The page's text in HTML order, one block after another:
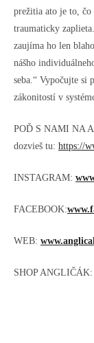
prežitia ato je to, čo
traumaticky
zaujíma ho len
nášho
seba.“ Vypočujte si
zákonitostí v
POĎ S NAMI NA
dozvieš tu: https://
INSTAGRAM:
FACEBOOK:
WEB:
SHOP ANGLIČÁK: